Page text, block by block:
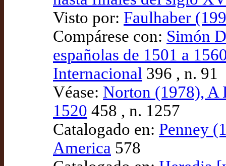
Visto por: Faulhaber
Compárese con: Simón
españolas de 1501 a
Internacional 396 , n. 91
Véase: Norton (1978), A
1520 458 , n. 1257
Catalogado en: Penney
America 578